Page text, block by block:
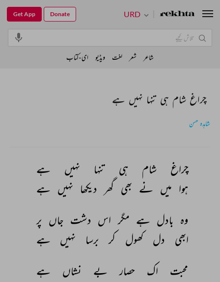
چراغ شام ہی تنہا نہیں ہے
شاہدہ حسن
چراغ شام ہی تنہا نہیں
ہے
ہوا میں نے بھی گھر دیکھا نہیں ہے
وہ بادل ہے مگر اس دشت جاں پر
ابھی
دل کھول کر برسا نہیں
ہے
محبت
اک حصار بے نشاں
ہے
URD
Get App Donate
شاعر شعر لغت ویڈیو ای-کتاب